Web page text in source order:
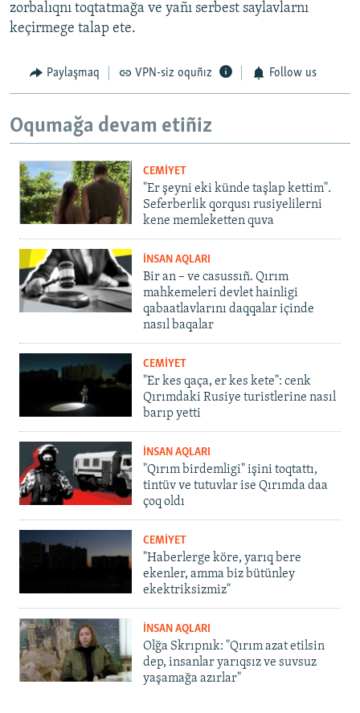
zorbalıqnı toqtatmağa ve yañı serbest saylavlarnı
keçirmege talap ete.
Paylaşmaq VPN-siz oquñız Follow us
Oqumağa devam etiñiz
CEMİYET
"Er şeyni eki künde taşlap kettim".
Seferberlik qorqusı rusiyelilerni
kene memleketten quva
İNSAN AQLARI
Bir an – ve casussıñ. Qırım
mahkemeleri devlet hainligi
qabaatlavlarını daqqalar içinde
nasıl baqalar
CEMİYET
"Er kes qaça, er kes kete": cenk
Qırımdaki Rusiye turistlerine nasıl
barıp yetti
İNSAN AQLARI
"Qırım birdemligi" işini toqtattı,
tintüv ve tutuvlar ise Qırımda daa
çoq oldı
CEMİYET
"Haberlerge köre, yarıq bere
ekenler, amma biz bütünley
ekektriksizmiz"
İNSAN AQLARI
Olğa Skrıpnık: "Qırım azat etilsin
dep, insanlar yarıqsız ve suvsuz
yaşamağa azırlar"